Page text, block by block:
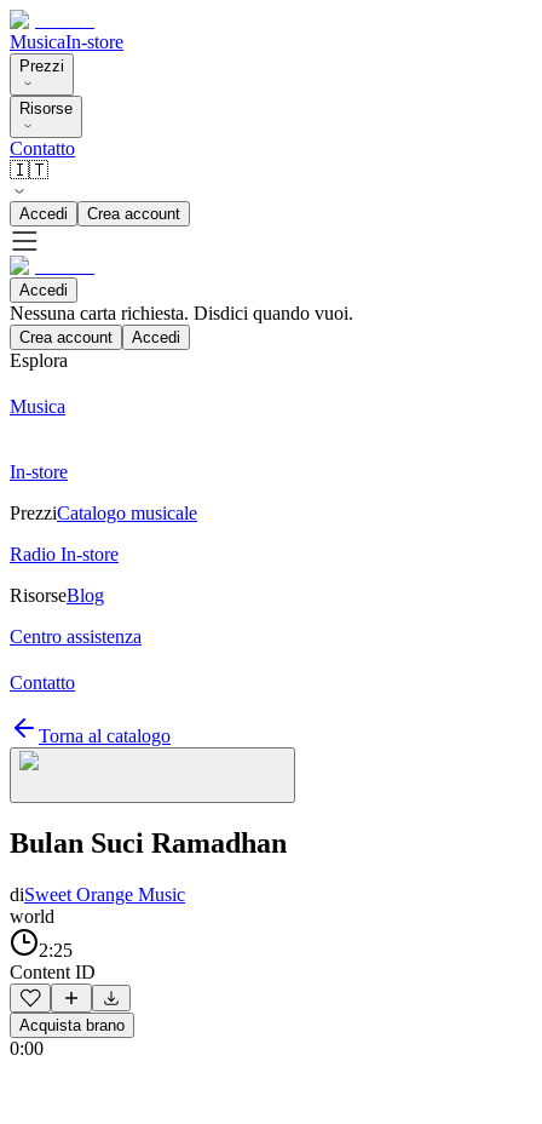
MusicaIn-store
Prezzi
Risorse
Contatto
🇮🇹
Accedi Crea account
Accedi
Nessuna carta richiesta. Disdici quando vuoi.
Crea account Accedi
Esplora
Musica
In-store
PrezziCatalogo musicale
Radio In-store
RisorseBlog
Centro assistenza
Contatto
Torna al catalogo
Bulan Suci Ramadhan
diSweet Orange Music
world
2:25
Content ID
Acquista brano
0:00